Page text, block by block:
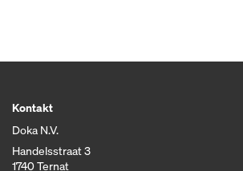
Kontakt
Doka N.V.
Handelsstraat 3
1740 Ternat